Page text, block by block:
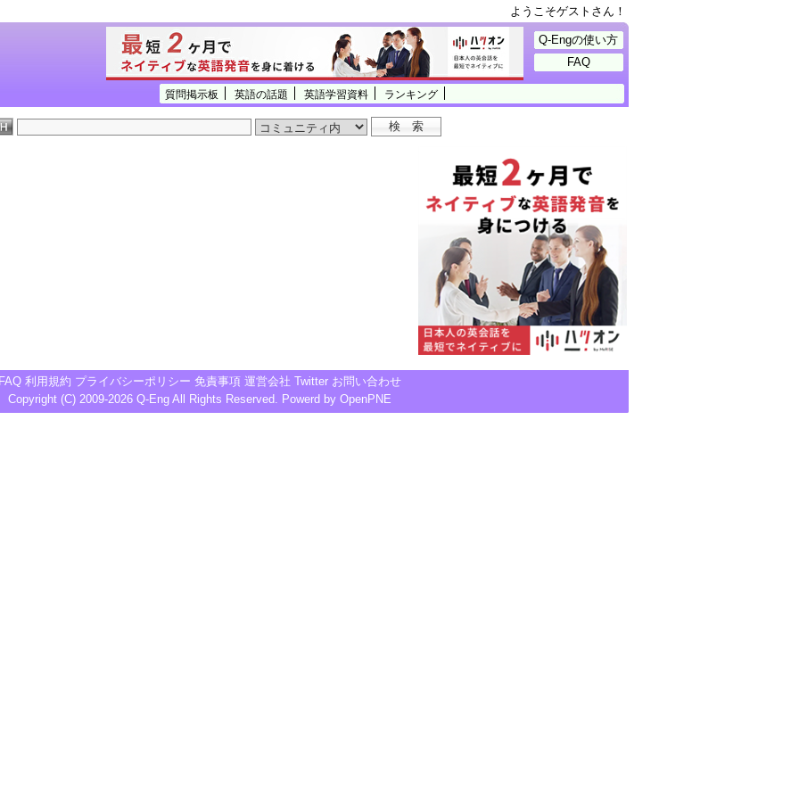
ようこそゲストさん！
質問掲示板 英語の話題 英語学習資料 ランキング
Q-Engの使い方
FAQ
利用規約 プライバシーポリシー 免責事項 運営会社 Twitter お問い合わせ
Copyright (C) 2009-2026 Q-Eng All Rights Reserved. Powerd by OpenPNE